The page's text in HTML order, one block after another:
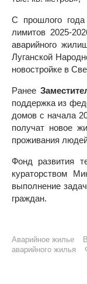
С прошлого
лимитов 2025-
аварийного
Луганской
новостройке в
Ранее
поддержка из
домов с начала
получат новое
проживания
Фонд развития
кураторством
выполнение
граждан.
Аварийное жилье
аварийного жилья